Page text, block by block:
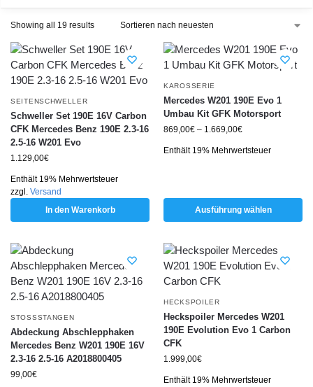
Showing all 19 results
SEITENSCHWELLER
Schweller Set 190E 16V Carbon
CFK Mercedes Benz 190E 2.3-16
2.5-16 W201 Evo
1.129,00€
Enthält 19% Mehrwertsteuer
zzgl. Versand
In den Warenkorb
KAROSSERIE
Mercedes W201 190E Evo 1
Umbau Kit GFK Motorsport
869,00€ – 1.669,00€
Enthält 19% Mehrwertsteuer
Ausführung wählen
STOSSSTANGEN
Abdeckung Abschlepphaken
Mercedes Benz W201 190E 16V
2.3-16 2.5-16 A2018800405
99,00€
HECKSPOILER
Heckspoiler Mercedes W201
190E Evolution Evo 1 Carbon
CFK
1.999,00€
Enthält 19% Mehrwertsteuer